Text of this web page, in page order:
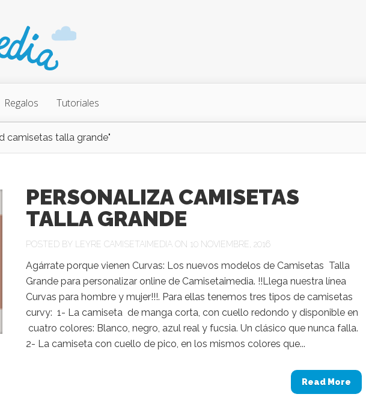
Regalos Tutoriales
camisetas talla grande"
PERSONALIZA CAMISETAS
TALLA GRANDE
POSTED BY LEYRE CAMISETAIMEDIA ON 10 NOVIEMBRE, 2016
Agárrate porque vienen Curvas: Los nuevos modelos de Camisetas Talla
Grande para personalizar online de Camisetaimedia. !!Llega nuestra línea
Curvas para hombre y mujer!!!. Para ellas tenemos tres tipos de camisetas
curvy: 1- La camiseta de manga corta, con cuello redondo y disponible en
cuatro colores: Blanco, negro, azul real y fucsia. Un clásico que nunca falla.
2- La camiseta con cuello de pico, en los mismos colores que...
Read More